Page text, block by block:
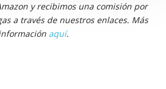
y recibimos una comisión por
a través de nuestros enlaces. Más
aquí.